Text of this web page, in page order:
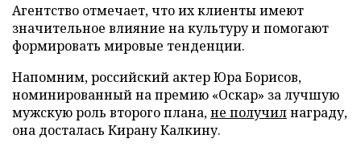
Агентство отмечает, что их клиенты имеют
значительное влияние на культуру и помогают
формировать мировые тенденции.
Напомним, российский актер Юра Борисов,
номинированный на премию «Оскар» за лучшую
мужскую роль второго плана,не получилнаграду,
она досталась Кирану Калкину.